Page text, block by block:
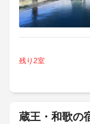
残り2室
蔵王・和歌の